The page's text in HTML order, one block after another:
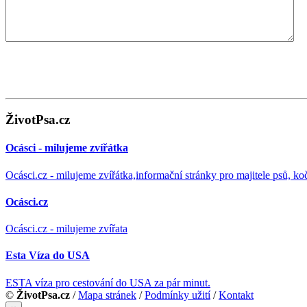
ŽivotPsa.cz
Ocásci - milujeme zvířátka
Ocásci.cz - milujeme zvířátka,informační stránky pro majitele psů,
Ocásci.cz
Ocásci.cz - milujeme zvířata
Esta Víza do USA
ESTA víza pro cestování do USA za pár minut.
© ŽivotPsa.cz /Mapa stránek /Podmínky užití/Kontakt